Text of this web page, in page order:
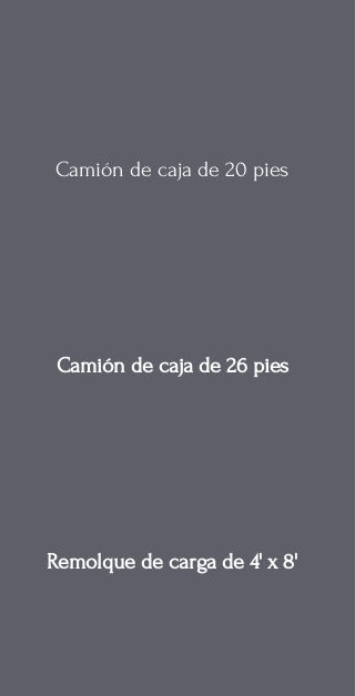
Camión de caja de 20 pies
Camión de caja de 26 pies
Remolque de carga de 4' x 8'